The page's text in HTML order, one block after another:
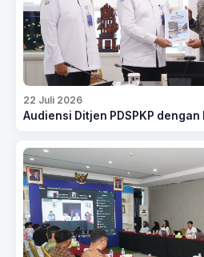
22 Juli 2026
Audiensi Ditjen PDSPKP